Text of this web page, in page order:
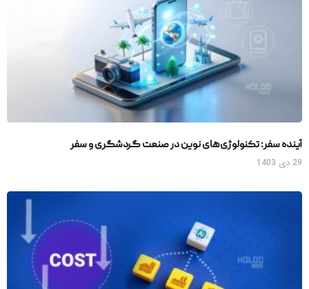
آینده سفر: تکنولوژی‌های نوین در صنعت گردشگری و سفر
29 دی 1403